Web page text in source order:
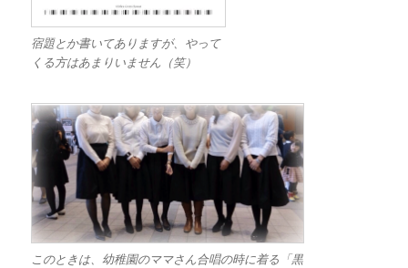
宿題とか書いてありますが、やって
くる方はあまりいません（笑）
このときは、幼稚園のママさん合唱の時に着る「黒